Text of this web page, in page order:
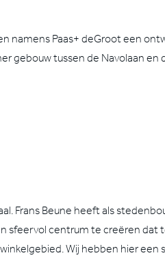
namens Paas+ deGroot een
gebouw tussen de Navolaan en
Frans Beune heeft als
sfeervol centrum te creëren dat
Wij hebben hier een